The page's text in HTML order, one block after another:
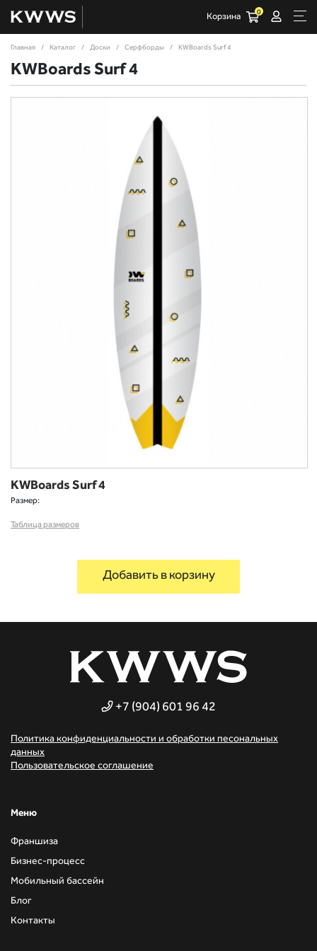
Корзина 0
Главная Каталог Доски Серфборды KWBoards Surf 4
KWBoards Surf 4
KWBoards Surf 4
Размер:
Taблица размеров
Добавить в корзину
+7 (904) 601 96 42
Политика конфиденциальности и обработки песональных
данных
Пользовательское соглашение
Mеню
Франшиза
Бизнес-процесс
Мобильный бассейн
Блог
Контакты